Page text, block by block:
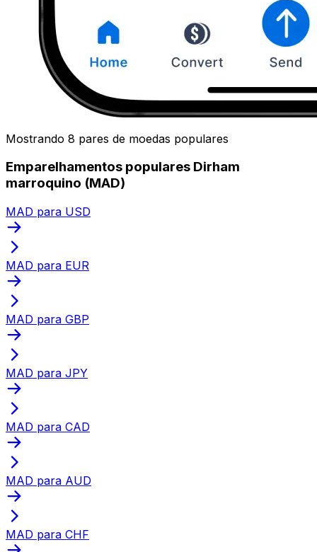
Mostrando 8 pares de moedas populares
Emparelhamentos populares Dirham
marroquino (MAD)
MAD para USD
MAD para EUR
MAD para GBP
MAD para JPY
MAD para CAD
MAD para AUD
MAD para CHF